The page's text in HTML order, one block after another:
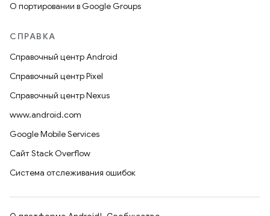
О портировании в Google Groups
СПРАВКА
Справочный центр Android
Справочный центр Pixel
Справочный центр Nexus
www.android.com
Google Mobile Services
Сайт Stack Overflow
Система отслеживания ошибок